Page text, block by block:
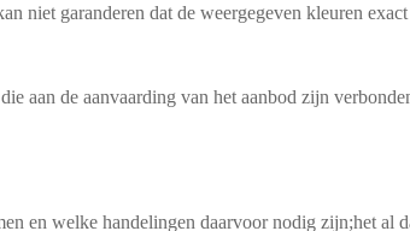
niet garanderen dat de weergegeven kleuren exact
aan de aanvaarding van het aanbod zijn
en welke handelingen daarvoor nodig zijn;het al